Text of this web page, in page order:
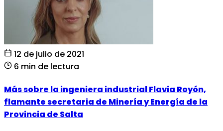
12 de julio de 2021
6 min de lectura
Más sobre la ingeniera industrial Flavia Royón,
flamante secretaria de Minería y Energía de la
Provincia de Salta